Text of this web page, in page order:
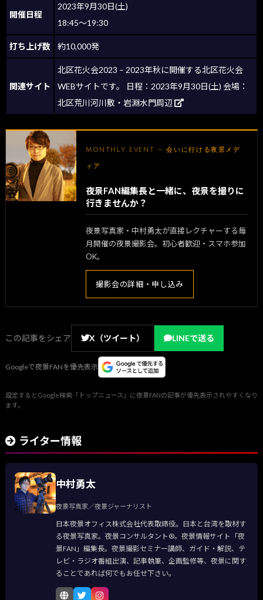
開催日程
2023年9月30日(土)
18:45～19:30
打ち上げ数 約10,000発
関連サイト
北区花火会2023 – 2023年秋に開催する北区花火会
WEBサイトです。 日程：2023年9月30日(土) 会場：
北区荒川河川敷・岩淵水門周辺
MONTHLY EVENT — 会いに行ける夜景メデ
ィア
夜景FAN編集長と一緒に、夜景を撮りに
行きませんか？
夜景写真家・中村勇太が直接レクチャーする毎
月開催の夜景撮影会。初心者歓迎・スマホ参加
OK。
撮影会の詳細・申し込み
この記事をシェア X（ツイート） LINEで送る
Googleで夜景FANを優先表示
設定するとGoogle検索「トップニュース」に夜景FANの記事が優先表示されやすくなり
ます。
ライター情報
中村勇太
夜景写真家／夜景ジャーナリスト
日本夜景オフィス株式会社代表取締役。日本と台湾を取材す
る夜景写真家。夜景コンサルタント®。夜景情報サイト「夜
景FAN」編集長。夜景撮影セミナー講師、ガイド・解説、テ
レビ・ラジオ番組出演、記事執筆、企画監修等、夜景に関す
ることであれば何でもお任せ下さい。